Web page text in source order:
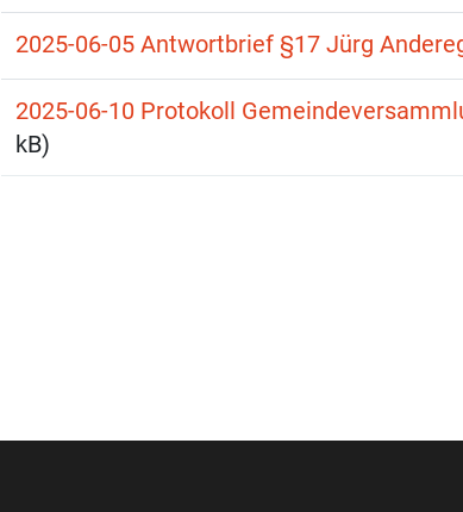
2025-06-05 Antwortbrief §17 Jürg
2025-06-10 Protokoll
kB)